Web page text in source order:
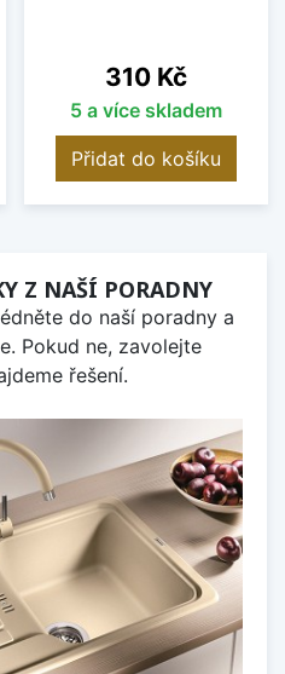
Cena
310 Kč
5 a více skladem
Přidat do košíku
Z NAŠÍ PORADNY
do naší poradny a
Pokud ne, zavolejte
řešení.